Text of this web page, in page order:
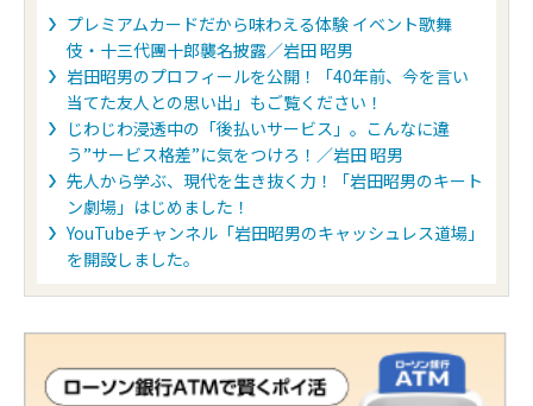
利用サイト エムアイポイ
楽天市場
LOHACO
ロフトネットストア
紀伊國屋書店ウェブストア
200円＝7P
Ｏｉｓｉｘ
200円＝4P
イヴ・サンローラン公式オンライン ブティック 200円＝12P
プレミアムカードだから味わえる体験 イベント歌舞
伎・十三代團十郎襲名披露／岩田 昭男
岩田昭男のプロフィールを公開！「40年前、今を言い
当てた友人との思い出」もご覧ください！
じわじわ浸透中の「後払いサービス」。こんなに違
う”サービス格差”に気をつけろ！／岩田 昭男
先人から学ぶ、現代を生き抜く力！「岩田昭男のキート
ン劇場」はじめました！
YouTubeチャンネル「岩田昭男のキャッシュレス道場」
を開設しました。